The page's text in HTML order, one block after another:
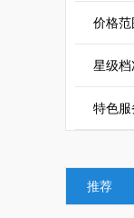
价格范
星级档
特色服
推荐